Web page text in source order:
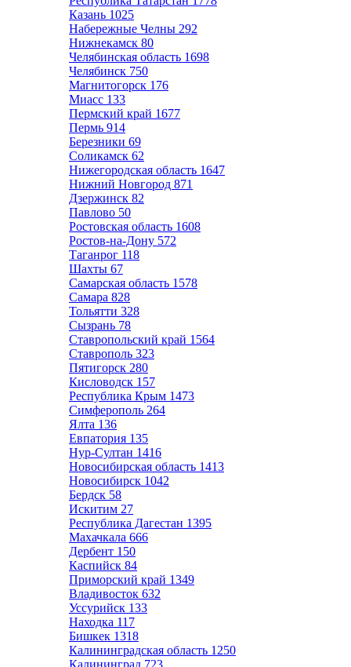
Казань 1025
Набережные Челны 292
Нижнекамск 80
Челябинская область 1698
Челябинск 750
Магнитогорск 176
Миасс 133
Пермский край 1677
Пермь 914
Березники 69
Соликамск 62
Нижегородская область 1647
Нижний Новгород 871
Дзержинск 82
Павлово 50
Ростовская область 1608
Ростов-на-Дону 572
Таганрог 118
Шахты 67
Самарская область 1578
Самара 828
Тольятти 328
Сызрань 78
Ставропольский край 1564
Ставрополь 323
Пятигорск 280
Кисловодск 157
Республика Крым 1473
Симферополь 264
Ялта 136
Евпатория 135
Нур-Султан 1416
Новосибирская область 1413
Новосибирск 1042
Бердск 58
Искитим 27
Республика Дагестан 1395
Махачкала 666
Дербент 150
Каспийск 84
Приморский край 1349
Владивосток 632
Уссурийск 133
Находка 117
Бишкек 1318
Калининградская область 1250
Калининград 723